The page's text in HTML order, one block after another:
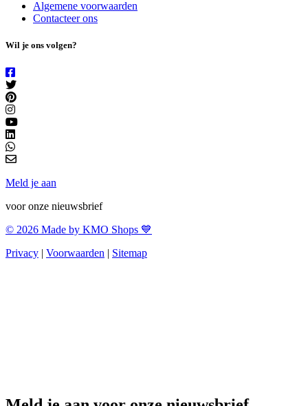
Algemene voorwaarden
Contacteer ons
Wil je ons volgen?
Meld je aan
voor onze nieuwsbrief
© 2026 Made by KMO Shops 💙
Privacy | Voorwaarden | Sitemap